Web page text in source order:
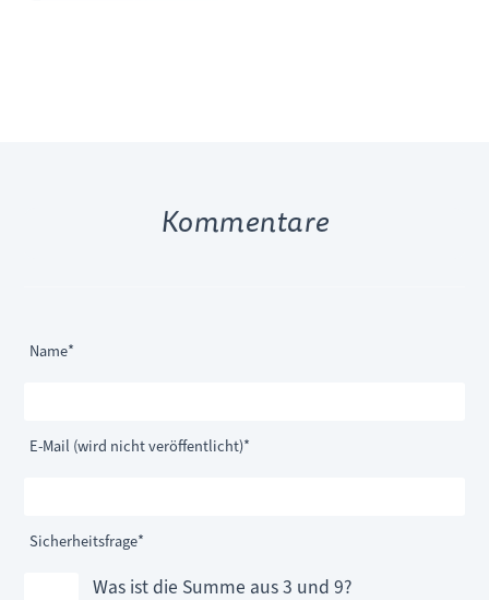
Kommentare
Pflichtfeld
Name*
Pflichtfeld
E-Mail (wird nicht veröffentlicht)*
Pflichtfeld
Sicherheitsfrage*
Was ist die Summe aus 3 und 9?